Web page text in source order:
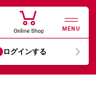
MENU
ログインする